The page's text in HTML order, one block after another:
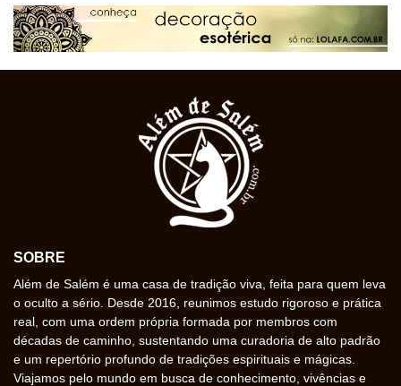
SOBRE
Além de Salém é uma casa de tradição viva, feita para quem leva
o oculto a sério. Desde 2016, reunimos estudo rigoroso e prática
real, com uma ordem própria formada por membros com
décadas de caminho, sustentando uma curadoria de alto padrão
e um repertório profundo de tradições espirituais e mágicas.
Viajamos pelo mundo em busca de conhecimento, vivências e